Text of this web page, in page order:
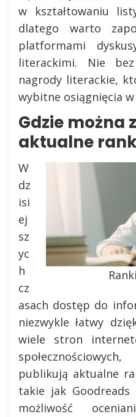
w kształtowaniu
dlatego warto
platformami
literackimi. Nie
nagrody literackie,
wybitne osiągnięcia
Gdzie można
aktualne
W
dz
isi
ej
sz
yc
h
cz
asach dostęp do
niezwykle łatwy
wiele stron
publikują aktualne
takie jak
możliwość